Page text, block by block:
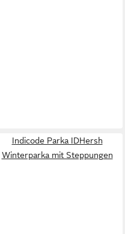
Indicode Parka IDHersh
Winterparka mit Steppungen